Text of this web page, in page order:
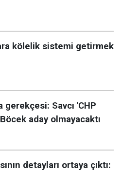
kölelik sistemi getirmek
Savcı 'CHP
aday olmayacaktı
detayları ortaya çıktı: